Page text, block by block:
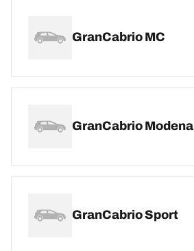
GranCabrio MC
GranCabrio Modena
GranCabrio Sport